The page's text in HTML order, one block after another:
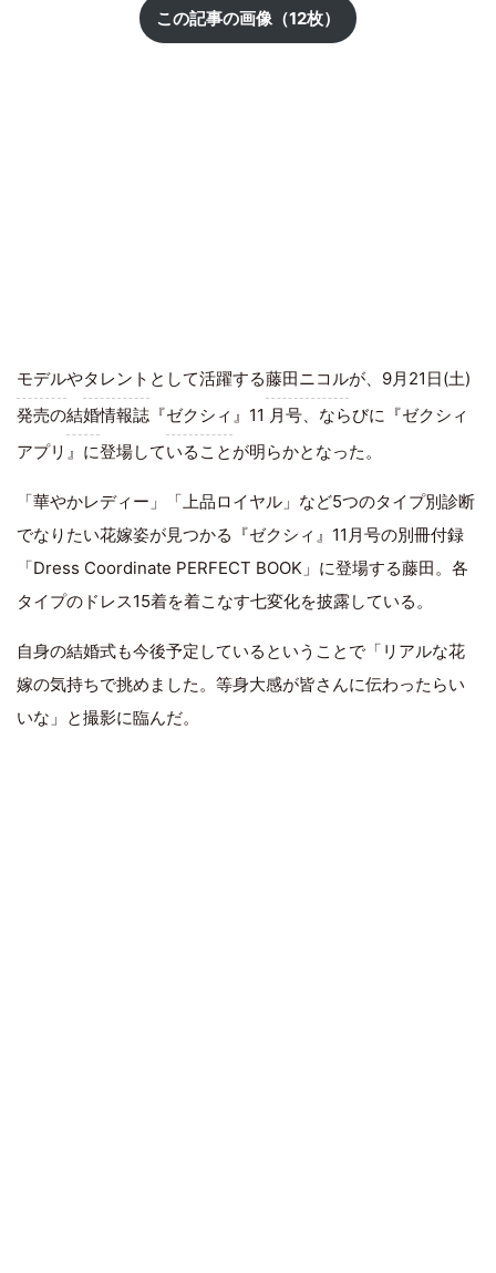
この記事の画像（12枚）
モデルやタレント として活躍する藤田ニコルが、9月21日(土)
発売の結婚情報誌『ゼクシィ 』11 月号、ならびに『ゼクシィ
アプリ』に登場していることが明らかとなった。
「華やかレディー」「上品ロイヤル」など5つのタイプ別診断
でなりたい花嫁姿が見つかる『ゼクシィ』11月号の別冊付録
「Dress Coordinate PERFECT BOOK」に登場する藤田。各
タイプのドレス15着を着こなす七変化を披露している。
自身の結婚式も今後予定しているということで「リアルな花
嫁の気持ちで挑めました。等身大感が皆さんに伝わったらい
いな」と撮影に臨んだ。